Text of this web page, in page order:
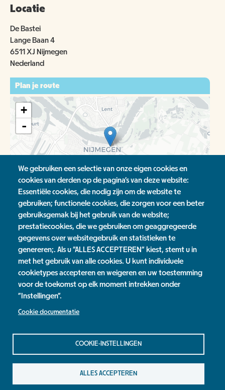
We gebruiken een selectie van onze eigen cookies en
cookies van derden op de pagina's van deze website:
Essentiële cookies, die nodig zijn om de website te
gebruiken; functionele cookies, die zorgen voor een beter
gebruiksgemak bij het gebruik van de website;
prestatiecookies, die we gebruiken om geaggregeerde
gegevens over websitegebruik en statistieken te
genereren;. Als u "ALLES ACCEPTEREN" kiest, stemt u in
met het gebruik van alle cookies. U kunt individuele
cookietypes accepteren en weigeren en uw toestemming
voor de toekomst op elk moment intrekken onder
"Instellingen".
Cookie documentatie
COOKIE-INSTELLINGEN
ALLES ACCEPTEREN
Locatie
De Bastei
Lange Baan 4
6511 XJ Nijmegen
Nederland
Plan je route
+
-
Leaflet| ©OpenStreetMapcontributors, ©
Links
Baroen
Tags
kids voorjaarsvakantie
Jaarverslag
Colofon